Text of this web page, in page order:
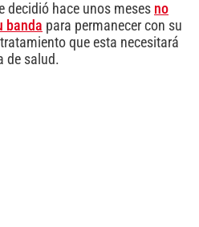
decidió hace unos meses no
banda para permanecer con su
que esta necesitará
de salud.